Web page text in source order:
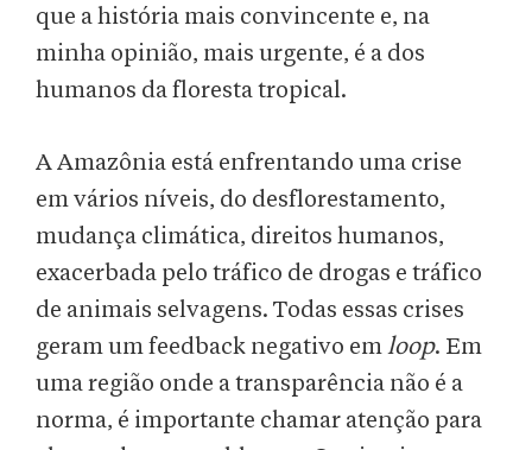
que a história mais convincente e, na
minha opinião, mais urgente, é a dos
humanos da floresta tropical.
A Amazônia está enfrentando uma crise
em vários níveis, do desflorestamento,
mudança climática, direitos humanos,
exacerbada pelo tráfico de drogas e tráfico
de animais selvagens. Todas essas crises
geram um feedback negativo emloop. Em
uma região onde a transparência não é a
norma, é importante chamar atenção para